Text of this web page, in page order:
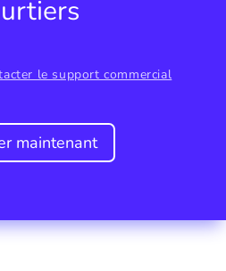
le support commercial
maintenant